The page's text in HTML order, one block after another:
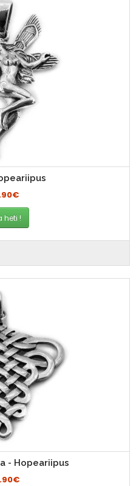
heti !
- Hopeariipus